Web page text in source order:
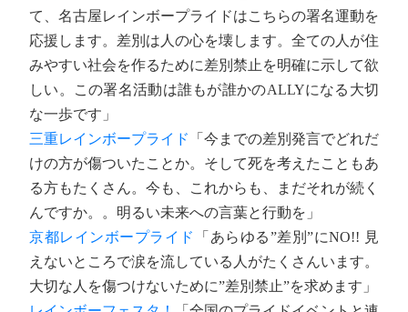
て、名古屋レインボープライドはこちらの署名運動を
応援します。差別は人の心を壊します。全ての人が住
みやすい社会を作るために差別禁止を明確に示して欲
しい。この署名活動は誰もが誰かのALLYになる大切
な一歩です」
三重レインボープライド
「今までの差別発言でどれだ
けの方が傷ついたことか。そして死を考えたこともあ
る方もたくさん。今も、これからも、まだそれが続く
んですか。。明るい未来への言葉と行動を」
京都レインボープライド
「あらゆる”差別”にNO!! 見
えないところで涙を流している人がたくさんいます。
大切な人を傷つけないために”差別禁止”を求めます」